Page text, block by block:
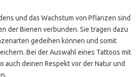
und das Wachstum von Pflanzen sind
der Bienen verbunden. Sie tragen dazu
gedeihen können und somit
Bei der Auswahl eines Tattoos mit
auch deinen Respekt vor der Natur und